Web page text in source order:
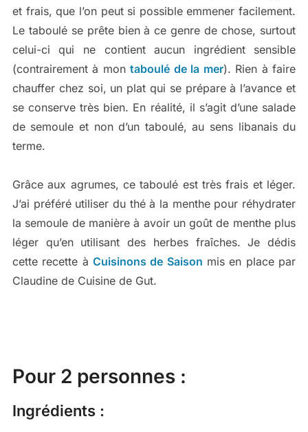
et frais, que l’on peut si possible emmener facilement.
Le taboulé se prête bien à ce genre de chose, surtout
celui-ci qui ne contient aucun ingrédient sensible
(contrairement à montaboulé de la mer). Rien à faire
chauffer chez soi, un plat qui se prépare à l’avance et
se conserve très bien. En réalité, il s’agit d’une salade
de semoule et non d’un taboulé, au sens libanais du
terme.
Grâce aux agrumes, ce taboulé est très frais et léger.
J’ai préféré utiliser du thé à la menthe pour réhydrater
la semoule de manière à avoir un goût de menthe plus
léger qu’en utilisant des herbes fraîches. Je dédis
cette recette à Cuisinons de Saison mis en place par
Claudine de Cuisine de Gut.
Pour 2 personnes :
Ingrédients :